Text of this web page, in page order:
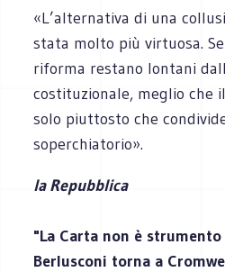
«L’alternativa di una
stata molto più virtuosa.
riforma restano lontani
costituzionale, meglio che
solo piuttosto che
soperchiatorio».
la Repubblica
"La Carta non è
Berlusconi torna a